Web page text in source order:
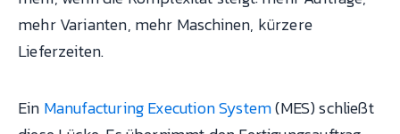
mehr Varianten, mehr Maschinen, kürzere
Lieferzeiten.
Ein Manufacturing Execution System(MES) schließt